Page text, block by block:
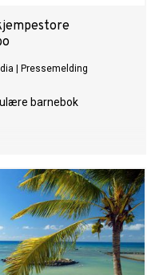
Pressemelding
barnebok